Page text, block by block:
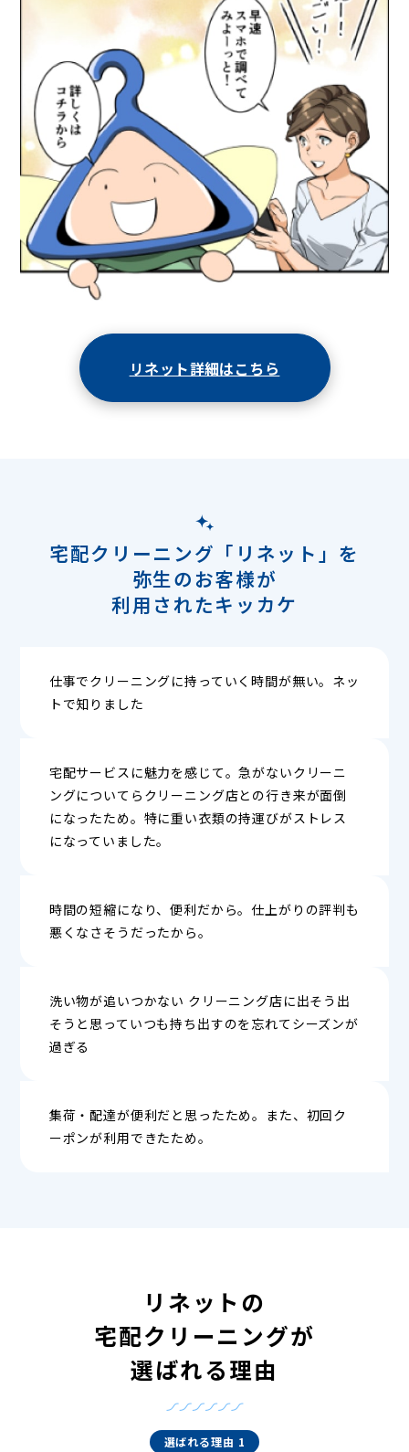
リネット詳細はこちら
宅配クリーニング「リネット」を
弥生のお客様が
利用されたキッカケ
仕事でクリーニングに持っていく時間が無い。ネッ
トで知りました
宅配サービスに魅力を感じて。急がないクリーニ
ングについてらクリーニング店との行き来が面倒
になったため。特に重い衣類の持運びがストレス
になっていました。
時間の短縮になり、便利だから。仕上がりの評判も
悪くなさそうだったから。
洗い物が追いつかない クリーニング店に出そう出
そうと思っていつも持ち出すのを忘れてシーズンが
過ぎる
集荷・配達が便利だと思ったため。また、初回ク
ーポンが利用できたため。
リネットの
宅配クリーニングが
選ばれる理由
選ばれる理由 1